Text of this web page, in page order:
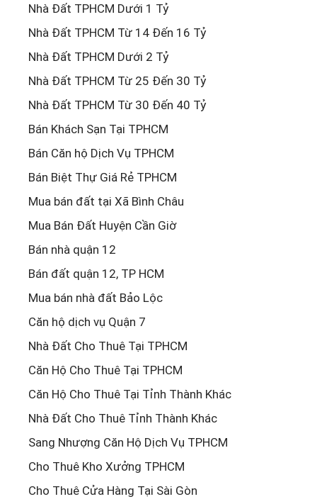
Nhà Đất TPHCM Dưới 1 Tỷ
Nhà Đất TPHCM Từ 14 Đến 16 Tỷ
Nhà Đất TPHCM Dưới 2 Tỷ
Nhà Đất TPHCM Từ 25 Đến 30 Tỷ
Nhà Đất TPHCM Từ 30 Đến 40 Tỷ
Bán Khách Sạn Tại TPHCM
Bán Căn hộ Dịch Vụ TPHCM
Bán Biệt Thự Giá Rẻ TPHCM
Mua bán đất tại Xã Bình Châu
Mua Bán Đất Huyện Cần Giờ
Bán nhà quận 12
Bán đất quận 12, TP HCM
Mua bán nhà đất Bảo Lộc
Căn hộ dịch vụ Quận 7
Nhà Đất Cho Thuê Tại TPHCM
Căn Hộ Cho Thuê Tại TPHCM
Căn Hộ Cho Thuê Tại Tỉnh Thành Khác
Nhà Đất Cho Thuê Tỉnh Thành Khác
Sang Nhượng Căn Hộ Dịch Vụ TPHCM
Cho Thuê Kho Xưởng TPHCM
Cho Thuê Cửa Hàng Tại Sài Gòn